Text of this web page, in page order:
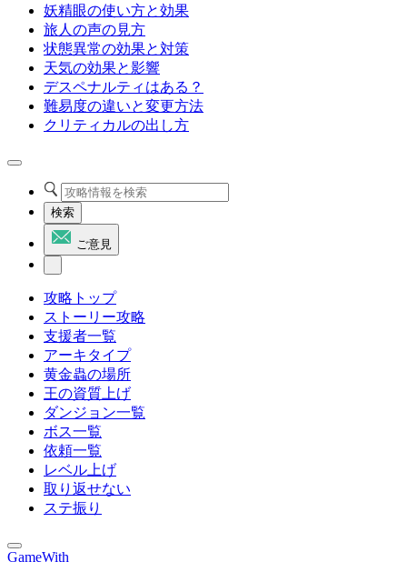
妖精眼の使い方と効果
旅人の声の見方
状態異常の効果と対策
天気の効果と影響
デスペナルティはある？
難易度の違いと変更方法
クリティカルの出し方
検索
ご意見
攻略トップ
ストーリー攻略
支援者一覧
アーキタイプ
黄金蟲の場所
王の資質上げ
ダンジョン一覧
ボス一覧
依頼一覧
レベル上げ
取り返せない
ステ振り
GameWith